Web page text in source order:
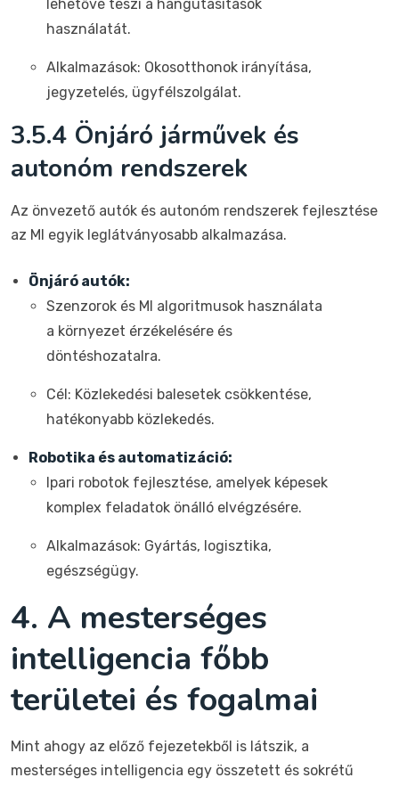
lehetővé teszi a hangutasítások
használatát.
Alkalmazások: Okosotthonok irányítása,
jegyzetelés, ügyfélszolgálat.
3.5.4 Önjáró járművek és
autonóm rendszerek
Az önvezető autók és autonóm rendszerek fejlesztése
az MI egyik leglátványosabb alkalmazása.
Önjáró autók:
Szenzorok és MI algoritmusok használata
a környezet érzékelésére és
döntéshozatalra.
Cél: Közlekedési balesetek csökkentése,
hatékonyabb közlekedés.
Robotika és automatizáció:
Ipari robotok fejlesztése, amelyek képesek
komplex feladatok önálló elvégzésére.
Alkalmazások: Gyártás, logisztika,
egészségügy.
4. A mesterséges
intelligencia főbb
területei és fogalmai
Mint ahogy az előző fejezetekből is látszik, a
mesterséges intelligencia egy összetett és sokrétű